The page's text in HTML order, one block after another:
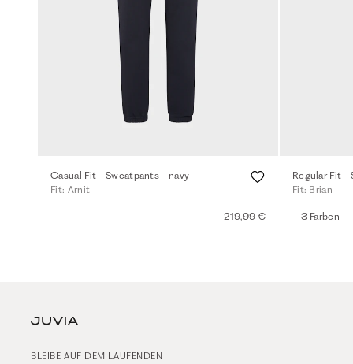
Casual Fit - Sweatpants - navy
Fit: Arnit
219,99 €
Fit: Brian
+ 3 Farben
BLEIBE AUF DEM LAUFENDEN